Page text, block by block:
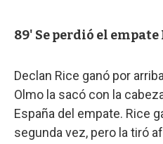
89' Se perdió el
Declan Rice ganó por
Olmo la sacó con la
España del empate. Rice
segunda vez, pero la tiró